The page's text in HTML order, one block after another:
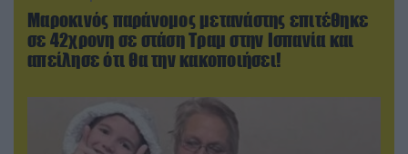
Μαροκινός παράνομος μετανάστης επιτέθηκε
σε 42χρονη σε στάση Τραμ στην Ισπανία και
απείλησε ότι θα την κακοποιήσει!